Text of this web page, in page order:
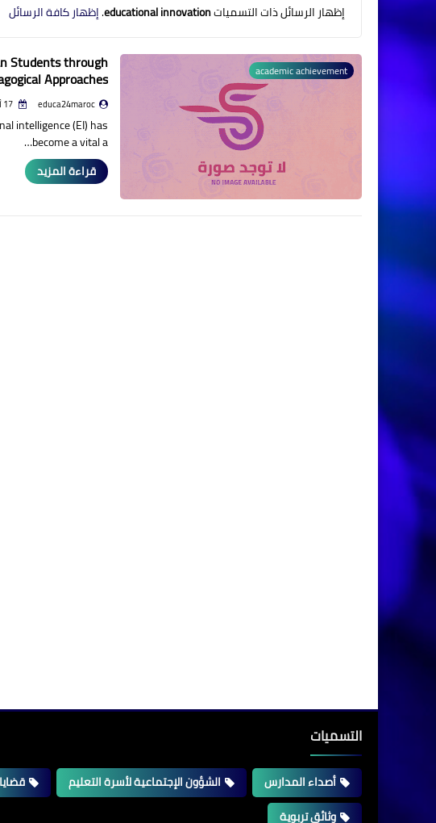
‏إظهار الرسائل ذات التسمياتeducational innovation
.إظهار كافة الرسائل
academic achievement
Students through
Approaches
educa24maroc
intelligence (EI) has
become a vital a…
قراءة المزيد
التسميات
أصداء المدارس الشؤون الإجتماعية لأسرة التعليم
وثائق تربوية